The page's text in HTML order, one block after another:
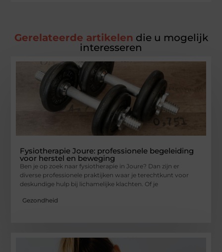
Gerelateerde artikelen die u mogelijk
interesseren
Fysiotherapie Joure: professionele begeleiding
voor herstel en beweging
Ben je op zoek naar fysiotherapie in Joure? Dan zijn er
diverse professionele praktijken waar je terechtkunt voor
deskundige hulp bij lichamelijke klachten. Of je
Gezondheid